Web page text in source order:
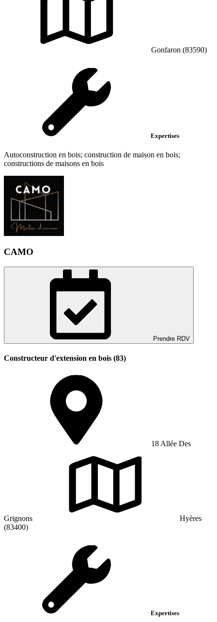
Gonfaron (83590)
Expertises
Autoconstruction en bois; construction de maison en bois;
constructions de maisons en bois
CAMO
Prendre RDV
Constructeur d'extension en bois (83)
18 Allée Des
Grignons
Hyères
(83400)
Expertises